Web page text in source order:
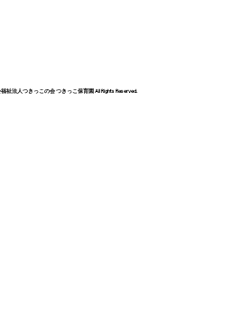
祉法人つきっこの会 つきっこ保育園 All Rights Reserved.